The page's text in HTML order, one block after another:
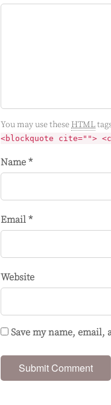
You may use these HTML
<blockquote cite="">
Name *
Email *
Website
Save my name,